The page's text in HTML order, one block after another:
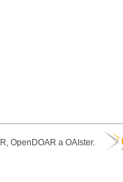
OpenDOAR a OAIster.